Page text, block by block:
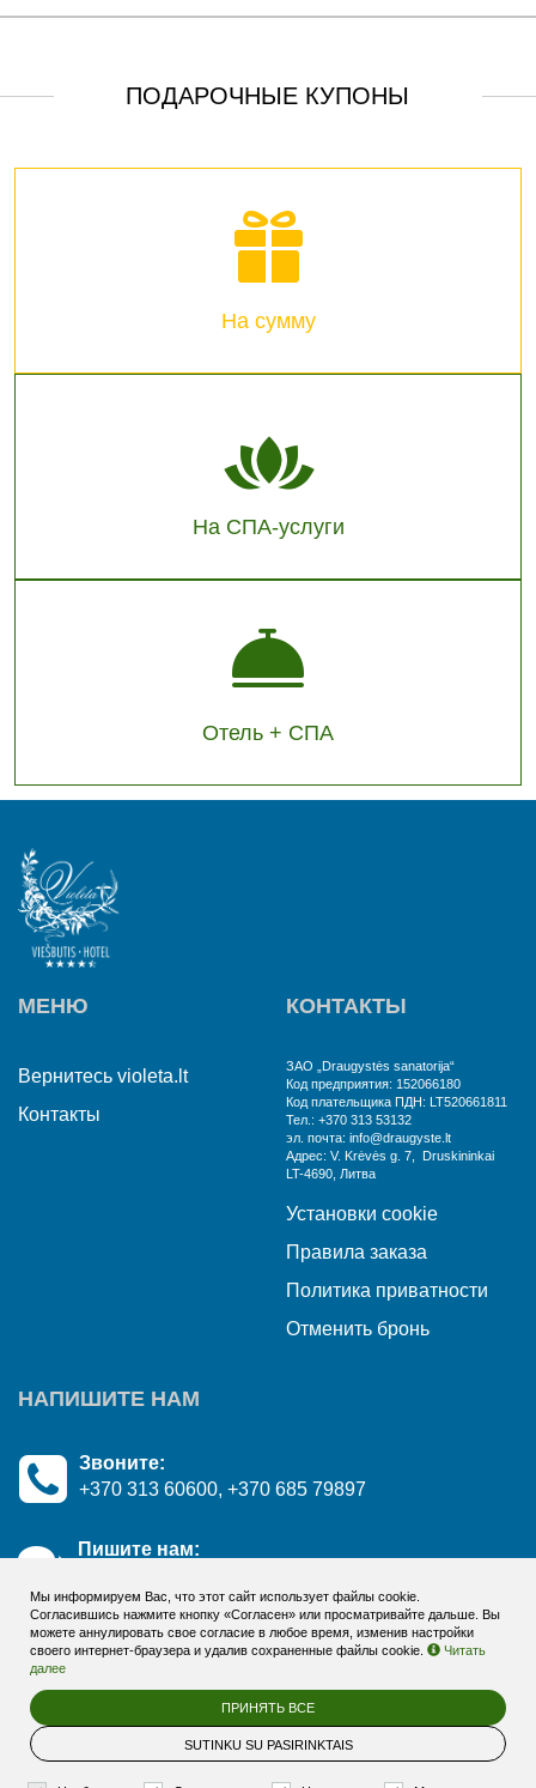
ПОДАРОЧНЫЕ КУПОНЫ
На сумму
На СПА-услуги
Отель + СПА
МЕНЮ
Вернитесь violeta.lt
Контакты
КОНТАКТЫ
ЗАО „Draugystės sanatorija“
Код предприятия: 152066180
Код плательщика ПДН: LT520661811
Тел.: +370 313 53132
эл. почта: info@draugyste.lt
Aдрес: V. Krėvės g. 7, Druskininkai
LT-4690, Литва
Установки cookie
Правила заказа
Политика приватности
Отменить бронь
НАПИШИТЕ НАМ
Звоните:
+370 313 60600, +370 685 79897
Пишите нам:
© 2026Hotel Violeta, Druskininkai - online booking & gift voucher
system. Все права защищены
BookingRobot 2.0
Мы информируем Вас, что этот сайт использует файлы cookie.
Согласившись нажмите кнопку «Согласен» или просматривайте дальше. Вы
можете аннулировать свое согласие в любое время, изменив настройки
своего интернет-браузера и удалив сохраненные файлы cookie.
Читать
далее
ПРИНЯТЬ ВСЕ
SUTINKU SU PASIRINKTAIS